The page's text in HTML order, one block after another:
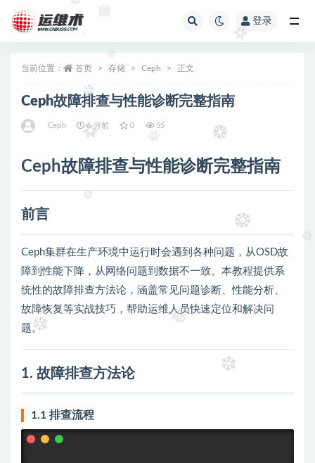
登录
当前位置： 首页 存储 Ceph 正文
Ceph故障排查与性能诊断完整指南
Ceph 6 月前 0 55
Ceph故障排查与性能诊断完整指南
前言
Ceph集群在生产环境中运行时会遇到各种问题，从OSD故
障到性能下降，从网络问题到数据不一致。本教程提供系
统性的故障排查方法论，涵盖常见问题诊断、性能分析、
故障恢复等实战技巧，帮助运维人员快速定位和解决问
题。
1. 故障排查方法论
1.1 排查流程